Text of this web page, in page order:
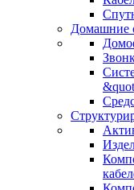
Домашние